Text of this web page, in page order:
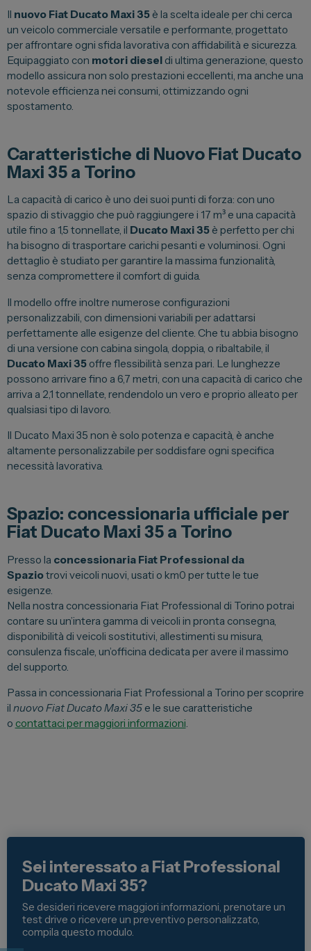
News ed Eventi
Spazio Campus
Lavora con noi
Servizio Clienti
Telefono Officina
Email
spazio@spaziogroup.com
Il nuovo Fiat Ducato Maxi 35è la scelta ideale per chi cerca
un veicolo commerciale versatile e performante, progettato
per affrontare ogni sfida lavorativa con affidabilità e sicurezza.
Equipaggiato con motori diesel di ultima generazione, questo
modello assicura non solo prestazioni eccellenti, ma anche una
notevole efficienza nei consumi, ottimizzando ogni
spostamento.
Caratteristiche di Nuovo Fiat Ducato
Maxi 35 a Torino
La capacità di carico è uno dei suoi punti di forza: con uno
spazio di stivaggio che può raggiungere i 17 m³ e una capacità
utile fino a 1,5 tonnellate, il Ducato Maxi 35è perfetto per chi
ha bisogno di trasportare carichi pesanti e voluminosi. Ogni
dettaglio è studiato per garantire la massima funzionalità,
senza compromettere il comfort di guida.
Il modello offre inoltre numerose configurazioni
personalizzabili, con dimensioni variabili per adattarsi
perfettamente alle esigenze del cliente. Che tu abbia bisogno
di una versione con cabina singola, doppia, o ribaltabile, il
Ducato Maxi 35offre flessibilità senza pari. Le lunghezze
possono arrivare fino a 6,7 metri, con una capacità di carico che
arriva a 2,1 tonnellate, rendendolo un vero e proprio alleato per
qualsiasi tipo di lavoro.
Il Ducato Maxi 35 non è solo potenza e capacità, è anche
altamente personalizzabile per soddisfare ogni specifica
necessità lavorativa.
Spazio: concessionaria ufficiale per
Fiat Ducato Maxi 35 a Torino
Presso la concessionaria Fiat Professional da
Spaziotrovi veicoli nuovi, usati o km0 per tutte le tue
esigenze.
Nella nostra concessionaria Fiat Professional di Torino potrai
contare su un’intera gamma di veicoli in pronta consegna,
disponibilità di veicoli sostitutivi, allestimenti su misura,
consulenza fiscale, un’officina dedicata per avere il massimo
del supporto.
Passa in concessionaria Fiat Professional a Torino per scoprire
il nuovo Fiat Ducato Maxi 35 e le sue caratteristiche
o contattaci per maggiori informazioni
Sei interessato a Fiat Professional
Ducato Maxi 35?
Se desideri ricevere maggiori informazioni, prenotare un
test drive o ricevere un preventivo personalizzato,
compila questo modulo.